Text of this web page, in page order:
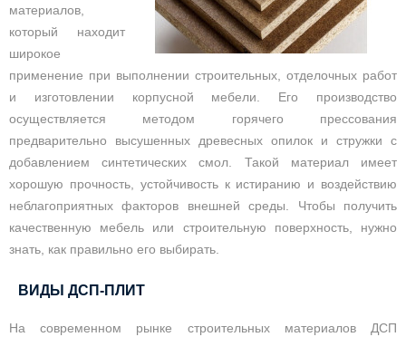
материалов,
который находит
широкое
применение при выполнении строительных, отделочных работ
и изготовлении корпусной мебели. Его производство
осуществляется методом горячего прессования
предварительно высушенных древесных опилок и стружки с
добавлением синтетических смол. Такой материал имеет
хорошую прочность, устойчивость к истиранию и воздействию
неблагоприятных факторов внешней среды. Чтобы получить
качественную мебель или строительную поверхность, нужно
знать, как правильно его выбирать.
ВИДЫ ДСП-ПЛИТ
На современном рынке строительных материалов ДСП